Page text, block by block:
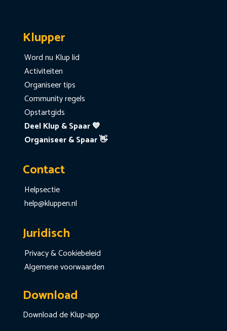
Klupper
Word nu Klup lid
Activiteiten
Organiseer tips
Community regels
Opstartgids
Deel Klup & Spaar 💙
Organiseer & Spaar 👋
Contact
Helpsectie
help@kluppen.nl
Juridisch
Privacy & Cookiebeleid
Algemene voorwaarden
Download
Download de Klup-app